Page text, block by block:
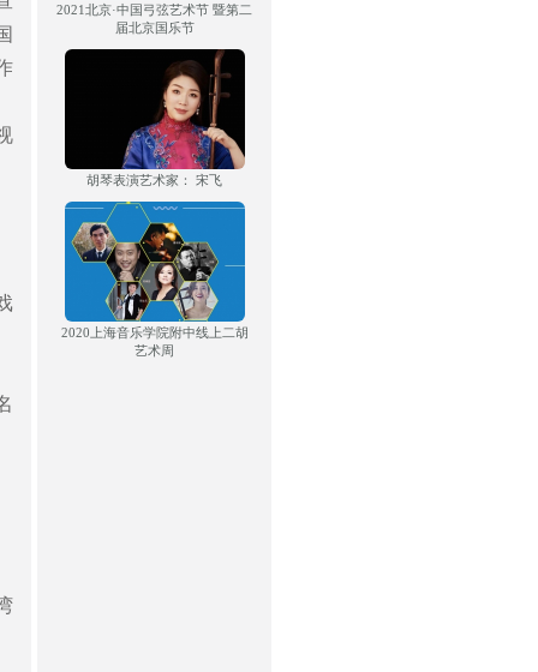
2021北京·中国弓弦艺术节 暨第二
届北京国乐节
胡琴表演艺术家： 宋飞
2020上海音乐学院附中线上二胡
艺术周